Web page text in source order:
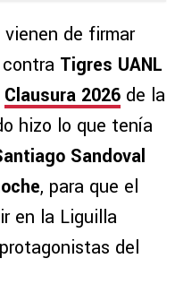
vienen de firmar
Tigres UANL
Clausura 2026 de la
hizo lo que tenía
Sandoval
, para que el
en la Liguilla
del